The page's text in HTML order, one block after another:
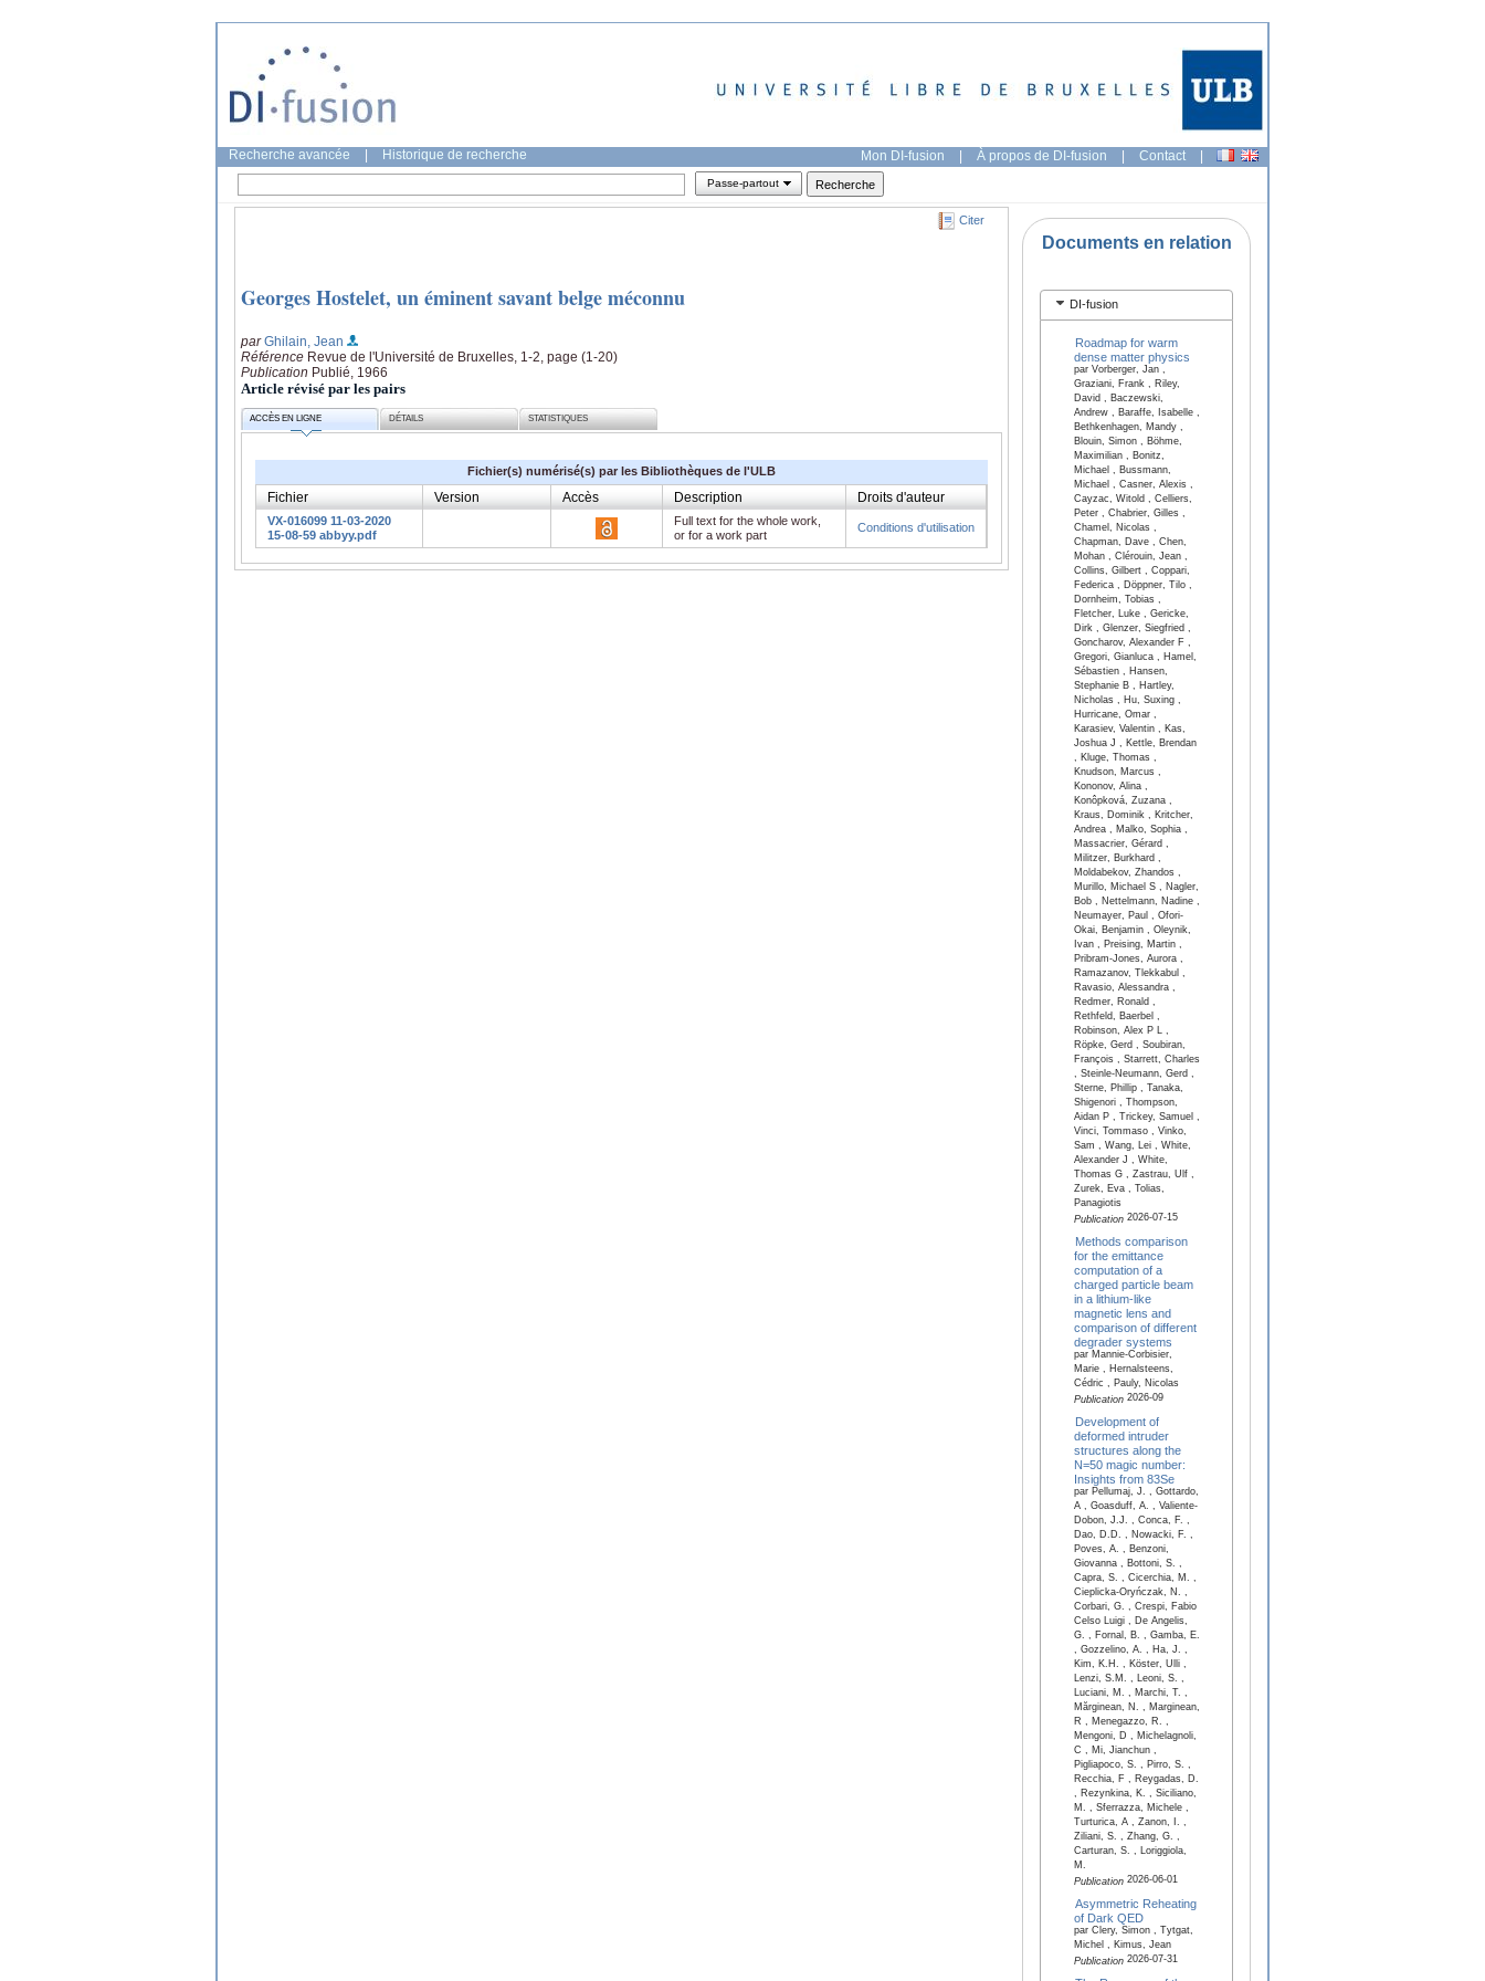
Recherche avancée Historique de recherche Mon DI-fusion | À propos de DI-fusion | Contact |
Passe-partout
Citer
Georges Hostelet, un éminent savant belge méconnu
parGhilain, Jean
Référence Revue de l'Université de Bruxelles, 1-2, page (1-20)
Publication Publié, 1966
Article révisé par les pairs
ACCÈS EN LIGNE DÉTAILS STATISTIQUES
Fichier(s) numérisé(s) par les Bibliothèques de l'ULB
Fichier Version Accès Description Droits d'auteur
VX-016099 11-03-2020
15-08-59 abbyy.pdf
Full text for the whole work,
or for a work part
Conditions d'utilisation
Documents en relation
DI-fusion
Roadmap for warm
dense matter physics
par Vorberger, Jan ,
Graziani, Frank , Riley,
David , Baczewski,
Andrew , Baraffe, Isabelle ,
Bethkenhagen, Mandy ,
Blouin, Simon , Böhme,
Maximilian , Bonitz,
Michael , Bussmann,
Michael , Casner, Alexis ,
Cayzac, Witold , Celliers,
Peter , Chabrier, Gilles ,
Chamel, Nicolas ,
Chapman, Dave , Chen,
Mohan , Clérouin, Jean ,
Collins, Gilbert , Coppari,
Federica , Döppner, Tilo ,
Dornheim, Tobias ,
Fletcher, Luke , Gericke,
Dirk , Glenzer, Siegfried ,
Goncharov, Alexander F ,
Gregori, Gianluca , Hamel,
Sébastien , Hansen,
Stephanie B , Hartley,
Nicholas , Hu, Suxing ,
Hurricane, Omar ,
Karasiev, Valentin , Kas,
Joshua J , Kettle, Brendan
, Kluge, Thomas ,
Knudson, Marcus ,
Kononov, Alina ,
Konôpková, Zuzana ,
Kraus, Dominik , Kritcher,
Andrea , Malko, Sophia ,
Massacrier, Gérard ,
Militzer, Burkhard ,
Moldabekov, Zhandos ,
Murillo, Michael S , Nagler,
Bob , Nettelmann, Nadine ,
Neumayer, Paul , Ofori-
Okai, Benjamin , Oleynik,
Ivan , Preising, Martin ,
Pribram-Jones, Aurora ,
Ramazanov, Tlekkabul ,
Ravasio, Alessandra ,
Redmer, Ronald ,
Rethfeld, Baerbel ,
Robinson, Alex P L ,
Röpke, Gerd , Soubiran,
François , Starrett, Charles
, Steinle-Neumann, Gerd ,
Sterne, Phillip , Tanaka,
Shigenori , Thompson,
Aidan P , Trickey, Samuel ,
Vinci, Tommaso , Vinko,
Sam , Wang, Lei , White,
Alexander J , White,
Thomas G , Zastrau, Ulf ,
Zurek, Eva , Tolias,
Panagiotis
Publication2026-07-15
Methods comparison
for the emittance
computation of a
charged particle beam
in a lithium-like
magnetic lens and
comparison of different
degrader systems
par Mannie-Corbisier,
Marie , Hernalsteens,
Cédric , Pauly, Nicolas
Publication2026-09
Development of
deformed intruder
structures along the
N=50 magic number:
Insights from 83Se
par Pellumaj, J. , Gottardo,
A , Goasduff, A. , Valiente-
Dobon, J.J. , Conca, F. ,
Dao, D.D. , Nowacki, F. ,
Poves, A. , Benzoni,
Giovanna , Bottoni, S. ,
Capra, S. , Cicerchia, M. ,
Cieplicka-Oryńczak, N. ,
Corbari, G. , Crespi, Fabio
Celso Luigi , De Angelis,
G. , Fornal, B. , Gamba, E.
, Gozzelino, A. , Ha, J. ,
Kim, K.H. , Köster, Ulli ,
Lenzi, S.M. , Leoni, S. ,
Luciani, M. , Marchi, T. ,
Mărginean, N. , Marginean,
R , Menegazzo, R. ,
Mengoni, D , Michelagnoli,
C , Mi, Jianchun ,
Pigliapoco, S. , Pirro, S. ,
Recchia, F , Reygadas, D.
, Rezynkina, K. , Siciliano,
M. , Sferrazza, Michele ,
Turturica, A , Zanon, I. ,
Ziliani, S. , Zhang, G. ,
Carturan, S. , Loriggiola,
M.
Publication2026-06-01
Asymmetric Reheating
of Dark QED
par Clery, Simon , Tytgat,
Michel , Kimus, Jean
Publication2026-07-31